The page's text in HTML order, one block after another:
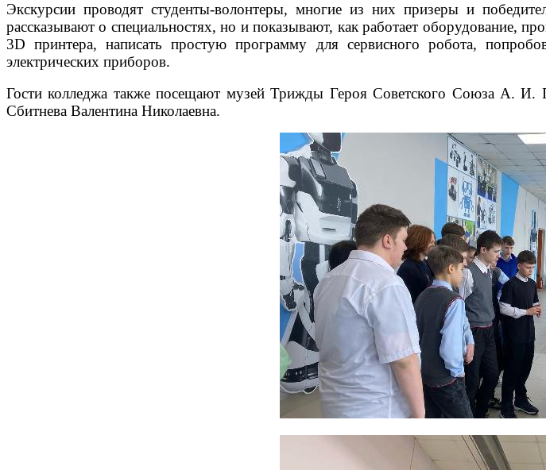
Экскурсии проводят студенты-волонтеры, многие из них призеры и
рассказывают о специальностях, но и показывают, как работает оборудование,
3D принтера, написать простую программу для сервисного робота,
электрических приборов.
Гости колледжа также посещают музей Трижды Героя Советского Союза А. И.
Сбитнева Валентина Николаевна.